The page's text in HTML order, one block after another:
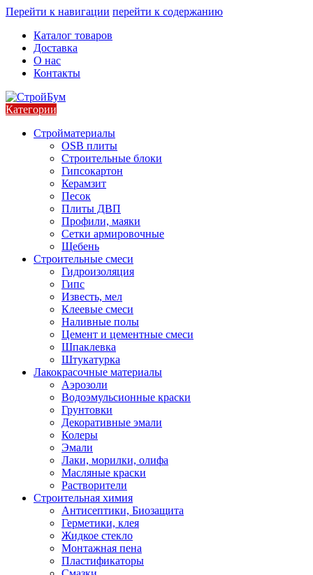
Перейти к навигации перейти к содержанию
Каталог товаров
Доставка
О нас
Контакты
Категории
Стройматериалы
OSB плиты
Строительные блоки
Гипсокартон
Керамзит
Песок
Плиты ДВП
Профили, маяки
Сетки армировочные
Щебень
Строительные смеси
Гидроизоляция
Гипс
Известь, мел
Клеевые смеси
Наливные полы
Цемент и цементные смеси
Шпаклевка
Штукатурка
Лакокрасочные материалы
Аэрозоли
Водоэмульсионные краски
Грунтовки
Декоративные эмали
Колеры
Эмали
Лаки, морилки, олифа
Масляные краски
Растворители
Строительная химия
Антисептики, Биозащита
Герметики, клея
Жидкое стекло
Монтажная пена
Пластификаторы